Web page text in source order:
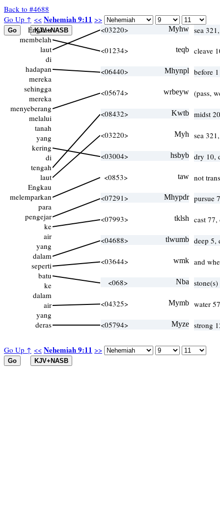
Back to #4688
Go Up ↑ << Nehemiah 9:11 >>
Go Up ↑ << Nehemiah 9:11 >>
Engkau
membelah
laut
di
hadapan
mereka
sehingga
mereka
menyeberang
melalui
tanah
yang
kering
di
tengah
laut
Engkau
melemparkan
para
pengejar
ke
air
yang
dalam
seperti
batu
ke
dalam
air
yang
deras
<03220> Myhw sea
<01234> teqb cleave
<06440> Mhynpl before
<05674> wrbeyw (pass,
<08432> Kwtb midst
<03220> Myh sea
<03004> hsbyb dry 10,
<0853> taw not
<07291> Mhypdr pursue
<07993> tklsh cast
<04688> tlwumb deep 5,
<03644> wmk and
<068> Nba
<04325> Mymb water
<05794> Myze strong